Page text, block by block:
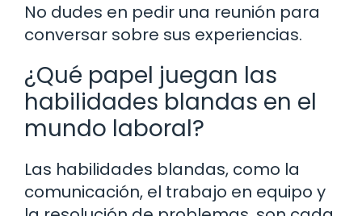
No dudes en pedir una reunión para
conversar sobre sus experiencias.
¿Qué papel juegan las
habilidades blandas en el
mundo laboral?
Las habilidades blandas, como la
comunicación, el trabajo en equipo y